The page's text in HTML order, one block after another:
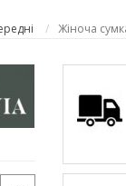
Жіноча